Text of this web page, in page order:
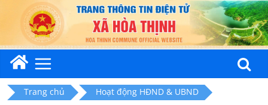
content
Trang chủ
Hoạt động HĐND & UBND